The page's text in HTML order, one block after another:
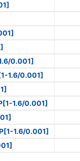
0.001]
1.6/0.001]
1.6/0.001]
1.6/0.001]